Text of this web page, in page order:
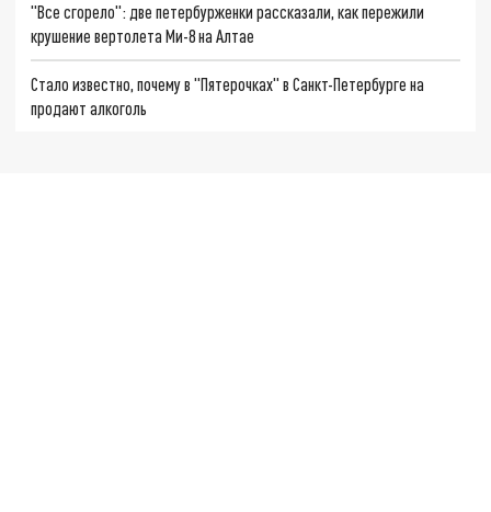
"Все сгорело": две петербурженки рассказали, как пережили
крушение вертолета Ми-8 на Алтае
Стало известно, почему в "Пятерочках" в Санкт-Петербурге на
продают алкоголь